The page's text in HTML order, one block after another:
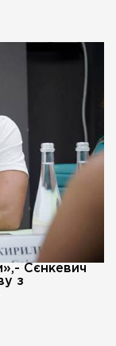
Сєнкевич
з